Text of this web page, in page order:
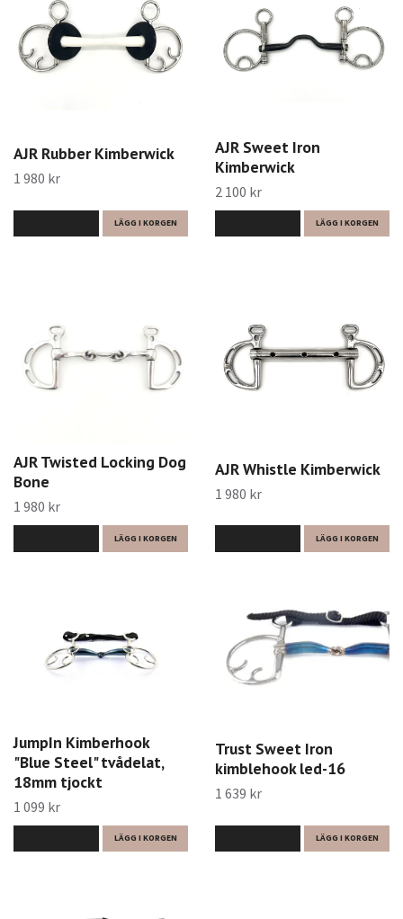
AJR Rubber Kimberwick
1 980 kr
LÄGG I KORGEN
AJR Sweet Iron
Kimberwick
2 100 kr
LÄGG I KORGEN
AJR Twisted Locking Dog
Bone
1 980 kr
LÄGG I KORGEN
AJR Whistle Kimberwick
1 980 kr
LÄGG I KORGEN
JumpIn Kimberhook
"Blue Steel" tvådelat,
18mm tjockt
1 099 kr
LÄGG I KORGEN
Trust Sweet Iron
kimblehook led-16
1 639 kr
LÄGG I KORGEN